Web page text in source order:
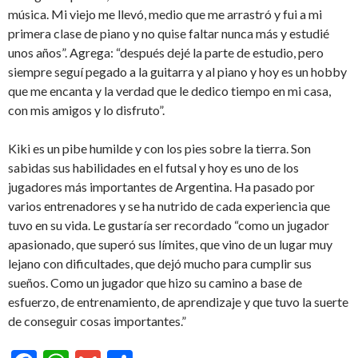
música. Mi viejo me llevó, medio que me arrastró y fui a mi
primera clase de piano y no quise faltar nunca más y estudié
unos años”. Agrega: “des­pués dejé la parte de estudio, pero
siempre seguí pegado a la guitarra y al piano y hoy es un hobby
que me encanta y la verdad que le dedico tiempo en mi casa,
con mis amigos y lo disfruto”.
Kiki es un pibe humilde y con los pies so­bre la tierra. Son
sabidas sus habilidades en el futsal y hoy es uno de los
jugadores más importantes de Argentina. Ha pasado por
varios entrenadores y se ha nutrido de cada experiencia que
tuvo en su vida. Le gustaría ser recordado “como un jugador
apasionado, que superó sus límites, que vino de un lugar muy
lejano con dificultades, que dejó mucho para cumplir sus
sueños. Como un jugador que hizo su camino a base de
esfuerzo, de entrenamiento, de aprendizaje y que tuvo la suerte
de conseguir cosas importantes.”